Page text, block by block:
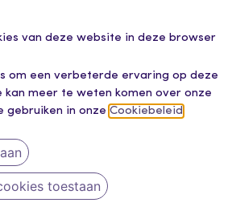
/ bavetschort w75 - l100
van deze website in deze browser
om een verbeterde ervaring op deze
kan meer te weten komen over onze
gebruiken in onze Cookiebeleid
toestaan